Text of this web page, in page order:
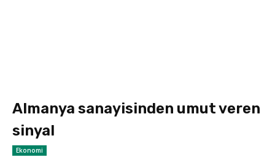
Almanya sanayisinden umut veren
sinyal
Ekonomi